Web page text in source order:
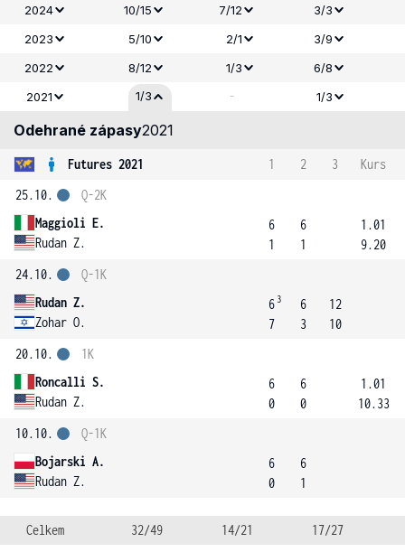
2024
10/15 7/12
3/3
2023
5/10 2/1
3/9
2022
8/12 1/3
6/8
2021
1/3 - 1/3
Odehrané zápasy2021
Futures 2021 1 2 3
Kurs
25.10.
Maggioli E.
Rudan Z.
Q-2K
6
1
6
1
1.01
9.20
24.10.
Rudan Z.
Zohar O.
Q-1K
6 3
7
6
3
12
10
20.10.
Roncalli S.
Rudan Z.
1K
6
0
6
0
1.01
10.33
10.10.
Bojarski A.
Rudan Z.
Q-1K
6
0
6
1
Celkem 32/49 14/21 17/27